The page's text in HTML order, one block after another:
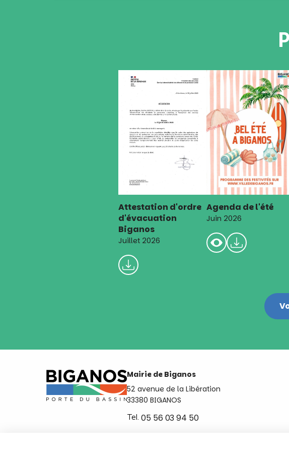
Attestation d'ordre
d'évacuation
Biganos
Juillet 2026
Agenda de l'été
Juin 2026
Mairie de Biganos
52 avenue de la Libération
33380 BIGANOS
Tel. 05 56 03 94 50